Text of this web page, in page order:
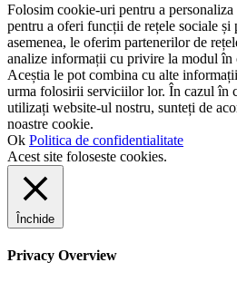
Folosim cookie-uri pentru a
pentru a oferi funcții de rețele sociale
asemenea, le oferim partenerilor de
analize informații cu privire la modul în
Aceștia le pot combina cu alte
urma folosirii serviciilor lor. În cazul în
utilizați website-ul nostru, sunteți de
noastre cookie.
Ok Politica de confidentialitate
Acest site foloseste cookies.
Închide
Privacy Overview